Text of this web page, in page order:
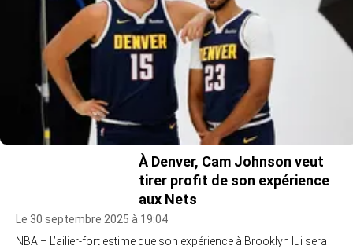
À Denver, Cam Johnson veut
tirer profit de son expérience
aux Nets
Le 30 septembre 2025 à 19:04
NBA – L’ailier-fort estime que son expérience à Brooklyn lui sera